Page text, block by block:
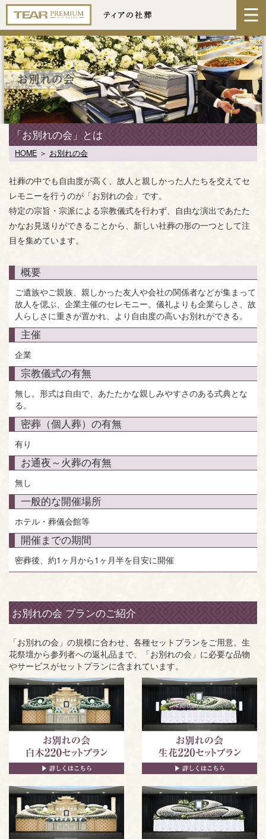
「お別れの会」とは
HOME ＞ お別れの会
社葬の中でも自由度が高く、故人と親しかった人たちを交えてセ
レモニーを行うのが「お別れの会」です。
特定の宗旨・宗派による宗教儀式を行わず、自由な演出であたた
かなお見送りができることから、新しい社葬の形の一つとして注
目を集めています。
概要
ご遺族やご親族、親しかった友人や会社の関係者などが集まって
故人を偲ぶ、企業主催のセレモニー。儀礼よりも企業らしさ、故
人らしさに重きが置かれ、より自由度の高いお別れができる。
主催
企業
宗教儀式の有無
無し。形式は自由で、あたたかな親しみやすさのある式典とな
る。
密葬（個人葬）の有無
有り
お通夜～火葬の有無
無し
一般的な開催場所
ホテル・葬儀会館等
開催までの期間
密葬後、約1ヶ月から1ヶ月半を目安に開催
お別れの会 プランのご紹介
「お別れの会」の規模に合わせ、各種セットプランをご用意。生
花祭壇から参列者への返礼品まで、「お別れの会」に必要な品物
やサービスがセットプランに含まれています。